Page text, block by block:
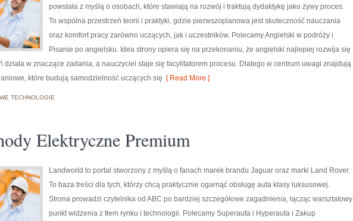
powstała z myślą o osobach, które stawiają na rozwój i traktują dydaktykę jako żywy proces.
To wspólna przestrzeń teorii i praktyki, gdzie pierwszoplanowa jest skuteczność nauczania
oraz komfort pracy zarówno uczących, jak i uczestników. Polecamy Angielski w podróży i
Pisanie po angielsku. Idea strony opiera się na przekonaniu, że angielski najlepiej rozwija się
działa w znaczące zadania, a nauczyciel staje się facylitatorem procesu. Dlatego w centrum uwagi znajdują
które budują samodzielność uczących się [ Read More ]
TECHNOLOGIE
Elektryczne Premium
Landworld to portal stworzony z myślą o fanach marek brandu Jaguar oraz marki Land Rover.
To baza treści dla tych, którzy chcą praktycznie ogarnąć obsługę auta klasy luksusowej.
Strona prowadzi czytelnika od ABC po bardziej szczegółowe zagadnienia, łącząc warsztatowy
punkt widzenia z tłem rynku i technologii. Polecamy Superauta i Hyperauta i Zakup